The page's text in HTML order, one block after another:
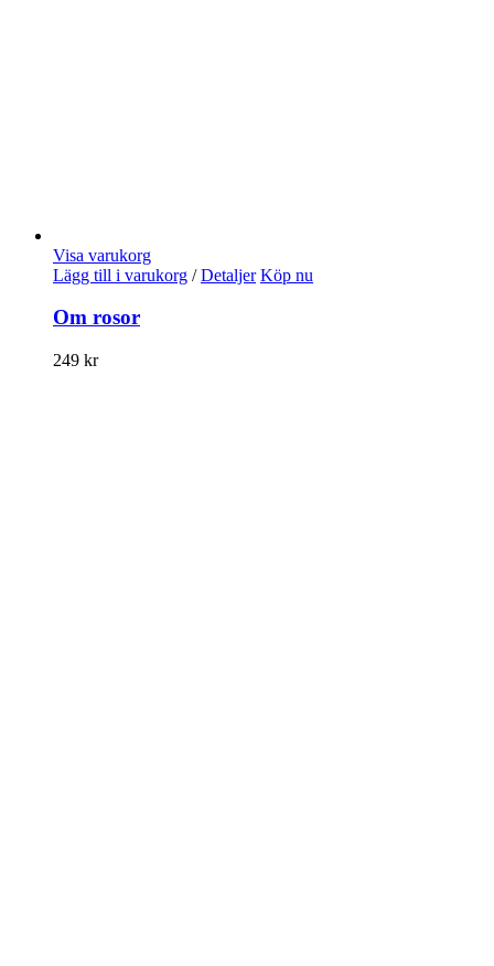
Visa varukorg
Lägg till i varukorg / Detaljer Köp nu
Om rosor
249 kr